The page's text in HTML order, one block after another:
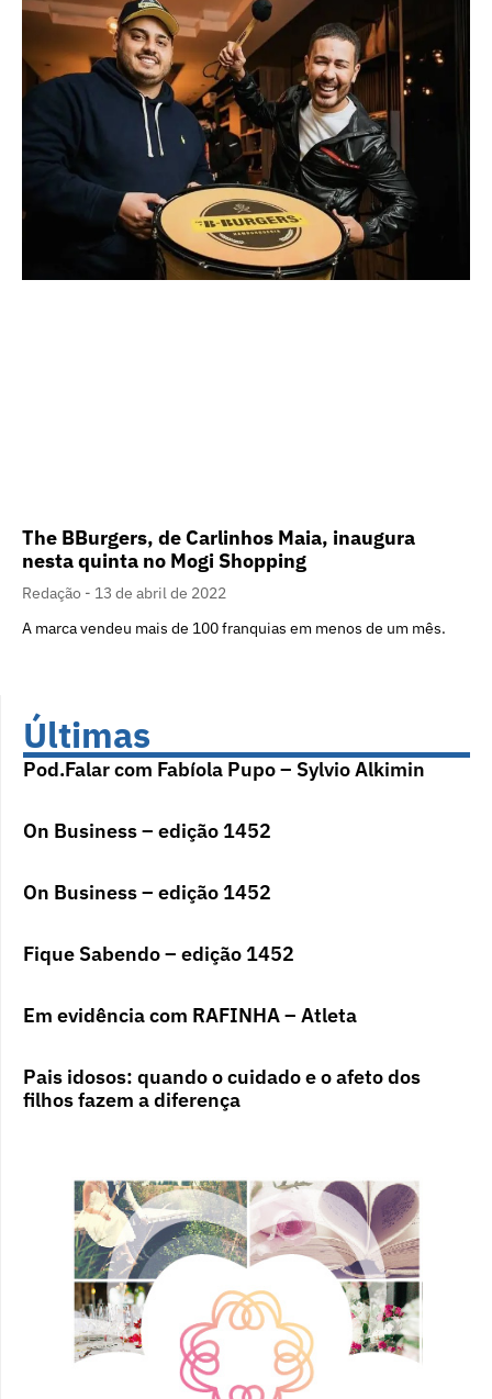
The BBurgers, de Carlinhos Maia, inaugura
nesta quinta no Mogi Shopping
Redação
13 de abril de 2022
A marca vendeu mais de 100 franquias em menos de um mês.
Últimas
Pod.Falar com Fabíola Pupo – Sylvio Alkimin
On Business – edição 1452
On Business – edição 1452
Fique Sabendo – edição 1452
Em evidência com RAFINHA – Atleta
Pais idosos: quando o cuidado e o afeto dos
filhos fazem a diferença